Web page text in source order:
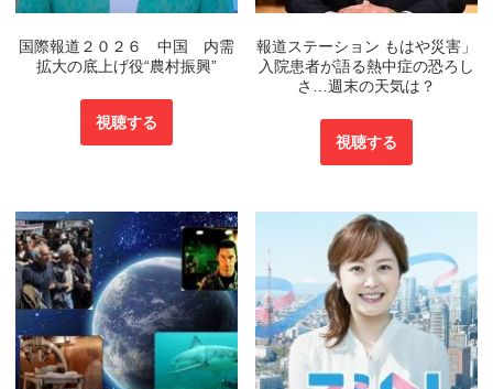
国際報道２０２６ 中国 内需
拡大の底上げ役“農村振興”
視聴する
報道ステーション もはや災害」
入院患者が語る熱中症の恐ろし
さ…週末の天気は？
視聴する